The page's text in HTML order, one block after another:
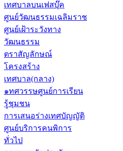
เทศบาลบนเฟสบุ๊ค
ศูนย์วัฒนธรรมเฉลิมราช
ศูนย์เฝ้าระวังทาง
วัฒนธรรม
ตราสัญลักษณ์
โครงสร้าง
เทศบาล(กลาง)
๑ทศวรรษศูนย์การเรียน
รู้ชุมชน
การเสนอร่างเทศบัญญัติ
ศูนย์บริการคนพิการ
ทั่วไป